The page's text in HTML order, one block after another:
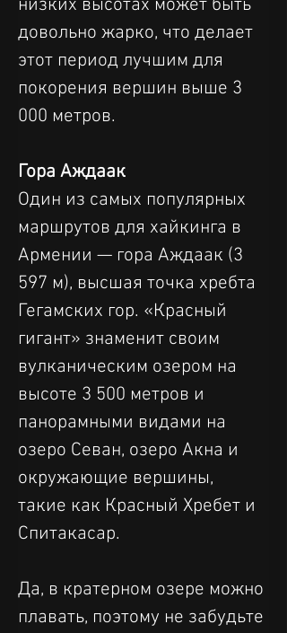
низких высотах может быть
довольно жарко, что делает
этот период лучшим для
покорения вершин выше 3
000 метров.
Гора Аждаак
Один из самых популярных
маршрутов для хайкинга в
Армении — гора Аждаак (3
597 м), высшая точка хребта
Гегамских гор. «Красный
гигант» знаменит своим
вулканическим озером на
высоте 3 500 метров и
панорамными видами на
озеро Севан, озеро Акна и
окружающие вершины,
такие как Красный Хребет и
Спитакасар.
Да, в кратерном озере можно
плавать, поэтому не забудьте